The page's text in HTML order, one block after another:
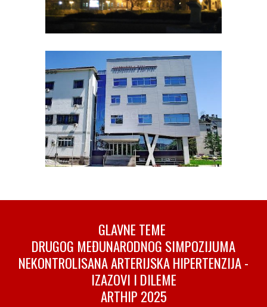
GLAVNE TEME
DRUGOG MEĐUNARODNOG SIMPOZIJUMA
NEKONTROLISANA ARTERIJSKA HIPERTENZIJA -
IZAZOVI I DILEME
ARTHIP 2025